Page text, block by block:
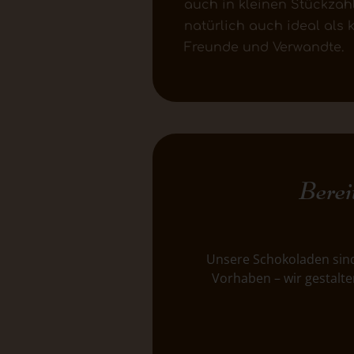
auch in kleinen
natürlich auch ideal als
Freunde und Verwandte.
Unsere Schokoladen
Vorhaben – wir